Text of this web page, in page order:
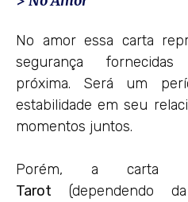
No amor essa carta
segurança
próxima. Será um
estabilidade em seu
momentos juntos.
Porém, a carta
Tarot (dependendo